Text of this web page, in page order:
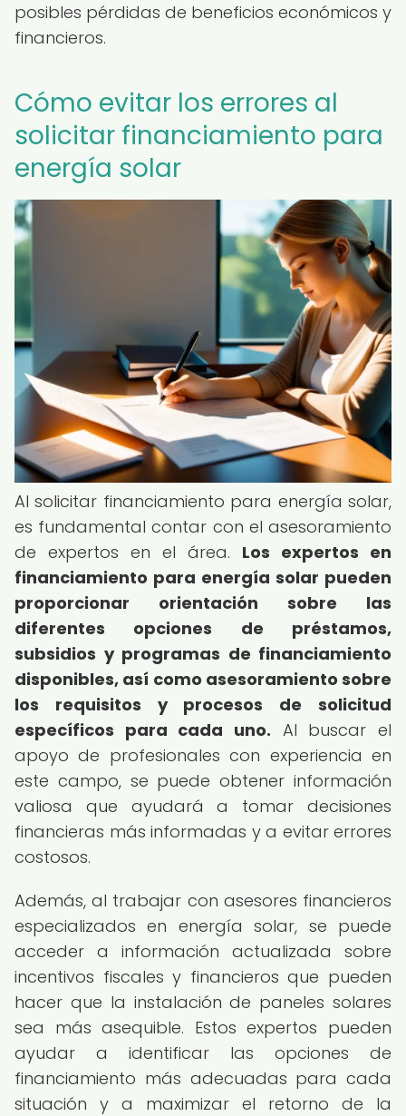
posibles pérdidas de beneficios económicos y
financieros.
Cómo evitar los errores al
solicitar financiamiento para
energía solar
Al solicitar financiamiento para energía solar,
es fundamental contar con el asesoramiento
de expertos en el área. Los expertos en
financiamiento para energía solar pueden
proporcionar orientación sobre las
diferentes opciones de préstamos,
subsidios y programas de financiamiento
disponibles, así como asesoramiento sobre
los requisitos y procesos de solicitud
específicos para cada uno. Al buscar el
apoyo de profesionales con experiencia en
este campo, se puede obtener información
valiosa que ayudará a tomar decisiones
financieras más informadas y a evitar errores
costosos.
Además, al trabajar con asesores financieros
especializados en energía solar, se puede
acceder a información actualizada sobre
incentivos fiscales y financieros que pueden
hacer que la instalación de paneles solares
sea más asequible. Estos expertos pueden
ayudar a identificar las opciones de
financiamiento más adecuadas para cada
situación y a maximizar el retorno de la